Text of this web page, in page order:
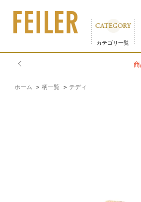
カテゴリ一覧
ホーム > 柄一覧 > テディ